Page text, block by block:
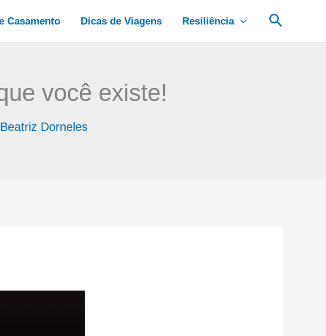
Casamento Dicas de Viagens Resiliência
você existe!
Beatriz Dorneles